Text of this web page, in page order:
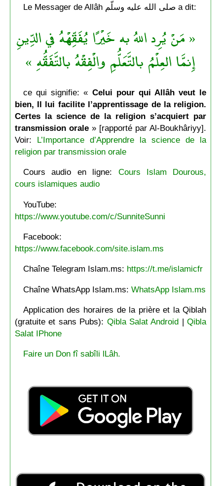
Le Messager de Allâh صلى الله عليه وسلّم a dit:
« مَنْ يُرِد اللهُ به خَيْرًا يُفَقِّهْهُ في الدِّينِ
إِنمَّا العِلْمُ بالتَّعَلُّمِ والْفِقْهُ بالتَّفَقُّهِ »
ce qui signifie: « Celui pour qui Allâh veut le
bien, Il lui facilite l’apprentissage de la religion.
Certes la science de la religion s’acquiert par
transmission orale» [rapporté par Al-Boukhâriyy].
Voir: L’Importance d’Apprendre la science de la
religion par transmission orale
Cours audio en ligne: Cours Islam Dourous,
cours islamiques audio
YouTube:
https://www.youtube.com/c/SunniteSunni
Facebook:
https://www.facebook.com/site.islam.ms
Chaîne Telegram Islam.ms: https://t.me/islamicfr
Chaîne WhatsApp Islam.ms: WhatsApp Islam.ms
Application des horaires de la prière et la Qiblah
(gratuite et sans Pubs): Qibla Salat Android |Qibla
Salat IPhone
Faire un Don fî sabîli lLâh.